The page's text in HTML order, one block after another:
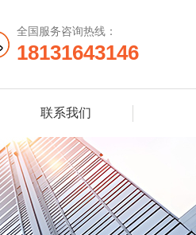
全国服务咨询热线：
18131643146
联系我们